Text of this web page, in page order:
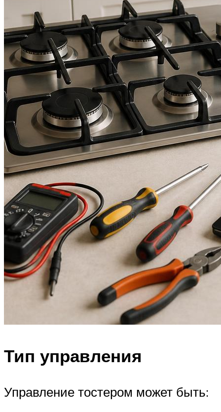
Тип управления
Управление тостером может быть: